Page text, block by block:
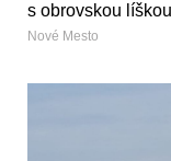
s obrovskou
Nové Mesto